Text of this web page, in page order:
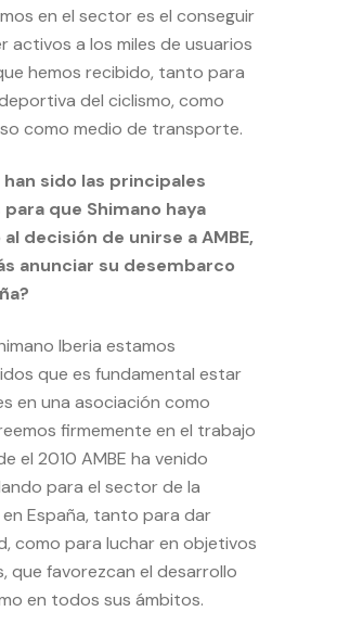
en el sector es el conseguir
activos a los miles de usuarios
hemos recibido, tanto para
del ciclismo, como
como medio de transporte.
han sido las principales
que Shimano haya
decisión de unirse a AMBE,
anunciar su desembarco
Iberia estamos
que es fundamental estar
en una asociación como
firmemente en el trabajo
el 2010 AMBE ha venido
para el sector de la
España, tanto para dar
como para luchar en objetivos
que favorezcan el desarrollo
en todos sus ámbitos.